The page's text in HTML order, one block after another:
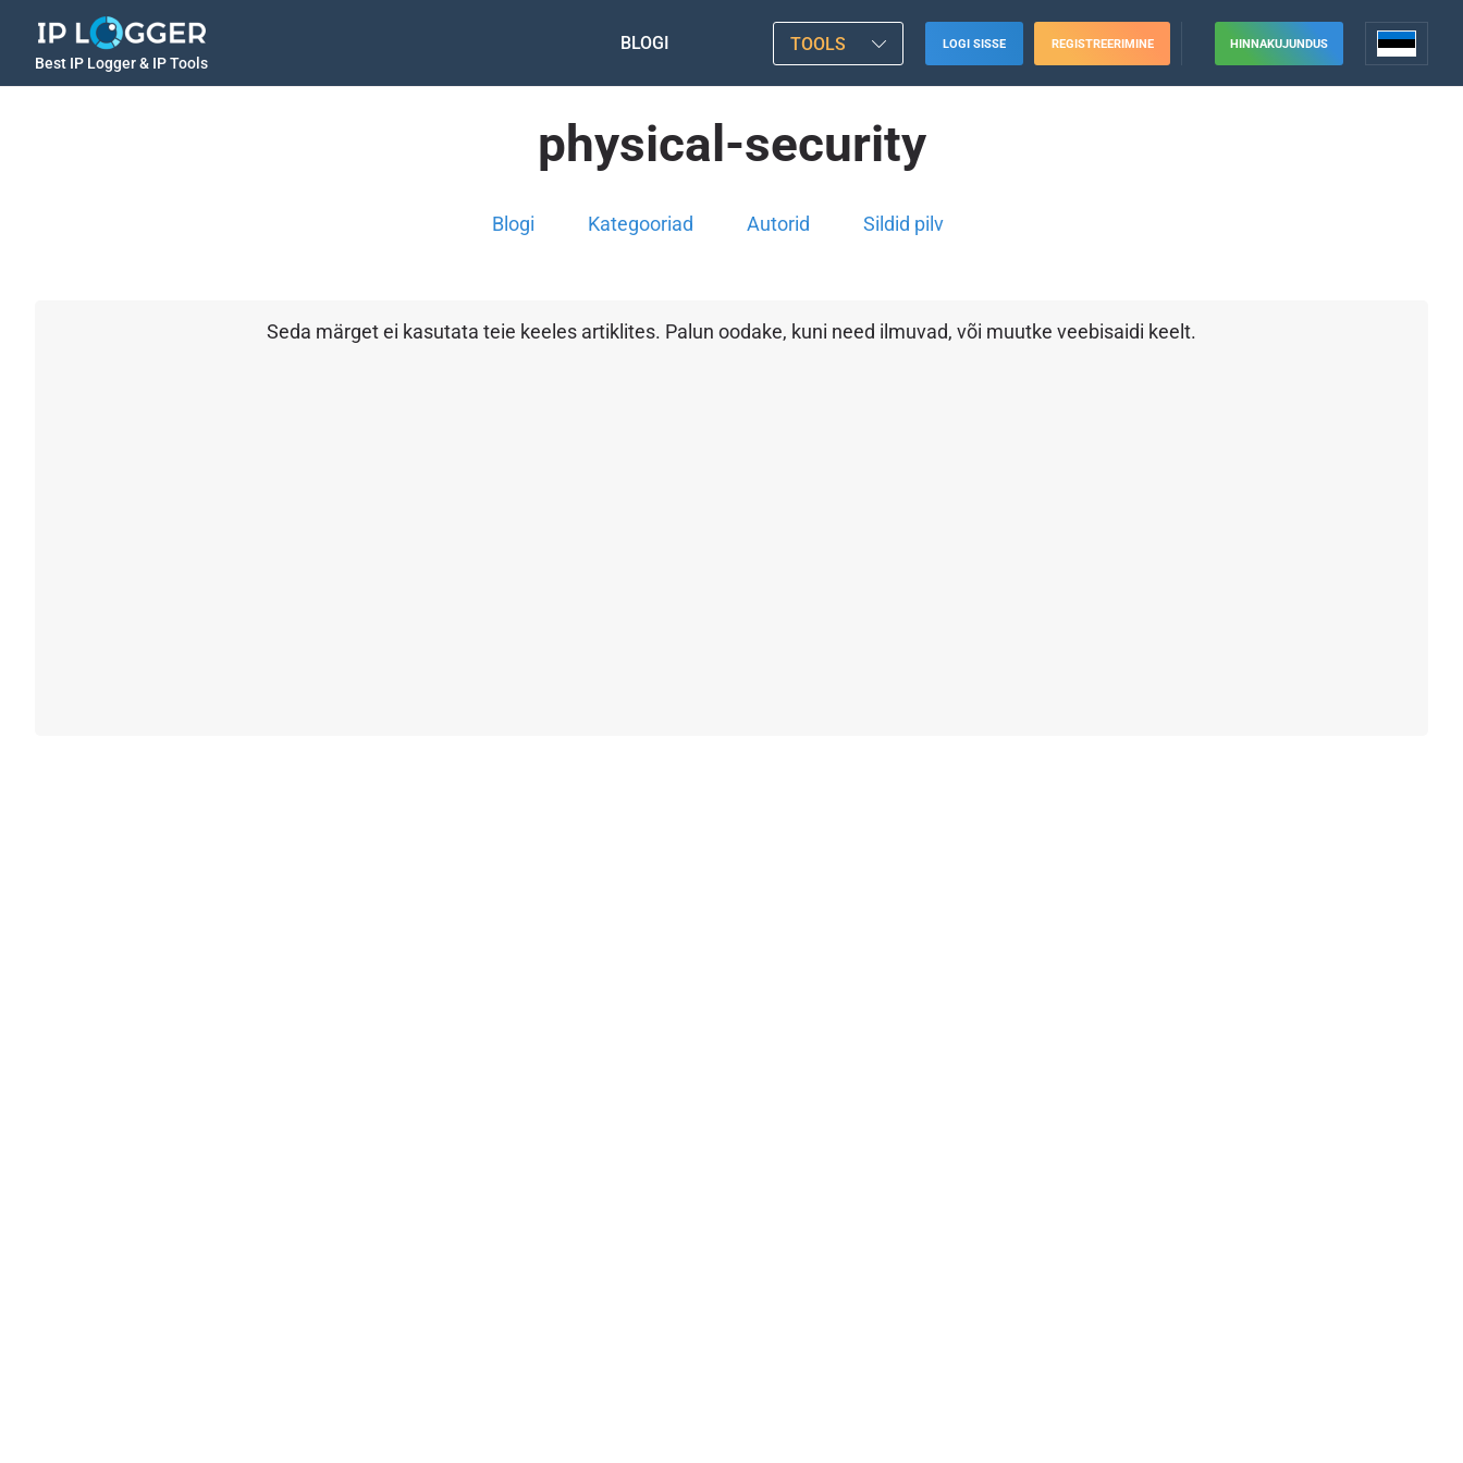
Best IP Logger & IP Tools
BLOGI TOOLS LOGI SISSE REGISTREERIMINE HINNAKUJUNDUS
physical-security
Blogi Kategooriad Autorid Sildid pilv